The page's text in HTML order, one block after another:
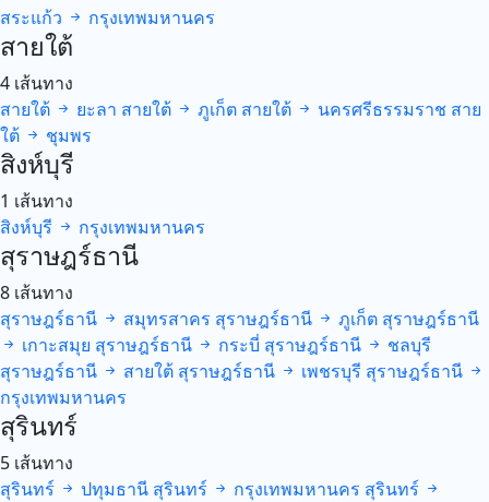
สระแก้ว
กรุงเทพมหานคร
สายใต้
4 เส้นทาง
สายใต้
ยะลา สายใต้ ภูเก็ต สายใต้ นครศรีธรรมราช สาย
ใต้
ชุมพร
สิงห์บุรี
1 เส้นทาง
สิงห์บุรี
กรุงเทพมหานคร
สุราษฎร์ธานี
8 เส้นทาง
สุราษฎร์ธานี
สมุทรสาคร สุราษฎร์ธานี ภูเก็ต สุราษฎร์ธานี
เกาะสมุย สุราษฎร์ธานี กระบี่ สุราษฎร์ธานี
ชลบุรี
สุราษฎร์ธานี
สายใต้ สุราษฎร์ธานี เพชรบุรี สุราษฎร์ธานี
กรุงเทพมหานคร
สุรินทร์
5 เส้นทาง
สุรินทร์
ปทุมธานี สุรินทร์ กรุงเทพมหานคร สุรินทร์